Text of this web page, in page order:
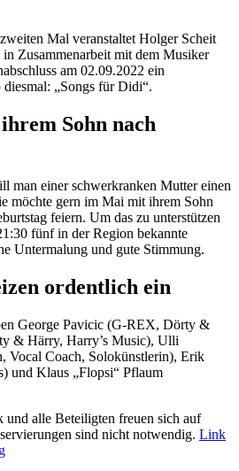
Mal veranstaltet Holger Scheit
Zusammenarbeit mit dem Musiker
am 02.09.2022 ein
„Songs für Didi“.
Sohn nach
man einer schwerkranken Mutter einen
möchte gern im Mai mit ihrem Sohn
feiern. Um das zu unterstützen
fünf in der Region bekannte
Untermalung und gute Stimmung.
ordentlich ein
George Pavicic (G-REX, Dörty &
& Härry, Harry’s Music), Ulli
Vocal Coach, Solokünstlerin), Erik
und Klaus „Flopsi“ Pflaum
und alle Beteiligten freuen sich auf
sind nicht notwendig. Link